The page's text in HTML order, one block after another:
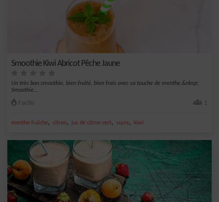
Smoothie Kiwi Abricot Pêche Jaune
Un très bon smoothie, bien fruité, bien frais avec sa touche de menthe.&nbsp;
Smoothie...
Facile 1
menthe fraîche, citron, jus de citron vert, sucre, kiwi